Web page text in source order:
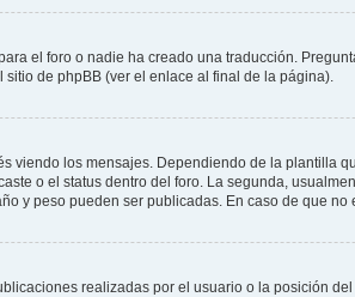
el foro o nadie ha creado una traducción.
de phpBB (ver el enlace al final de la página).
viendo los mensajes. Dependiendo de la plantilla
o el status dentro del foro. La segunda,
y peso pueden ser publicadas. En caso de que
realizadas por el usuario o la posición